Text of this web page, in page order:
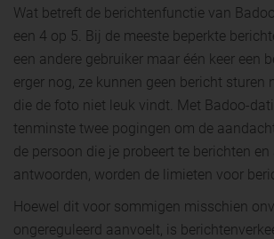
Wat betreft de berichtenfunctie van
een 4 op 5. Bij de meeste beperkte
een andere gebruiker maar één keer een
erger nog, ze kunnen geen bericht sturen
die de foto niet leuk vindt. Met Badoo-
tenminste twee pogingen om de
de persoon die je probeert te berichten en
antwoorden, worden de limieten voor
Hoewel dit voor sommigen misschien
ongereguleerd aanvoelt, is